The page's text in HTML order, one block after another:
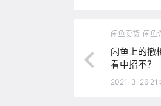
闲鱼卖货 闲鱼
闲鱼上的撤
看中招不？
2021-3-26